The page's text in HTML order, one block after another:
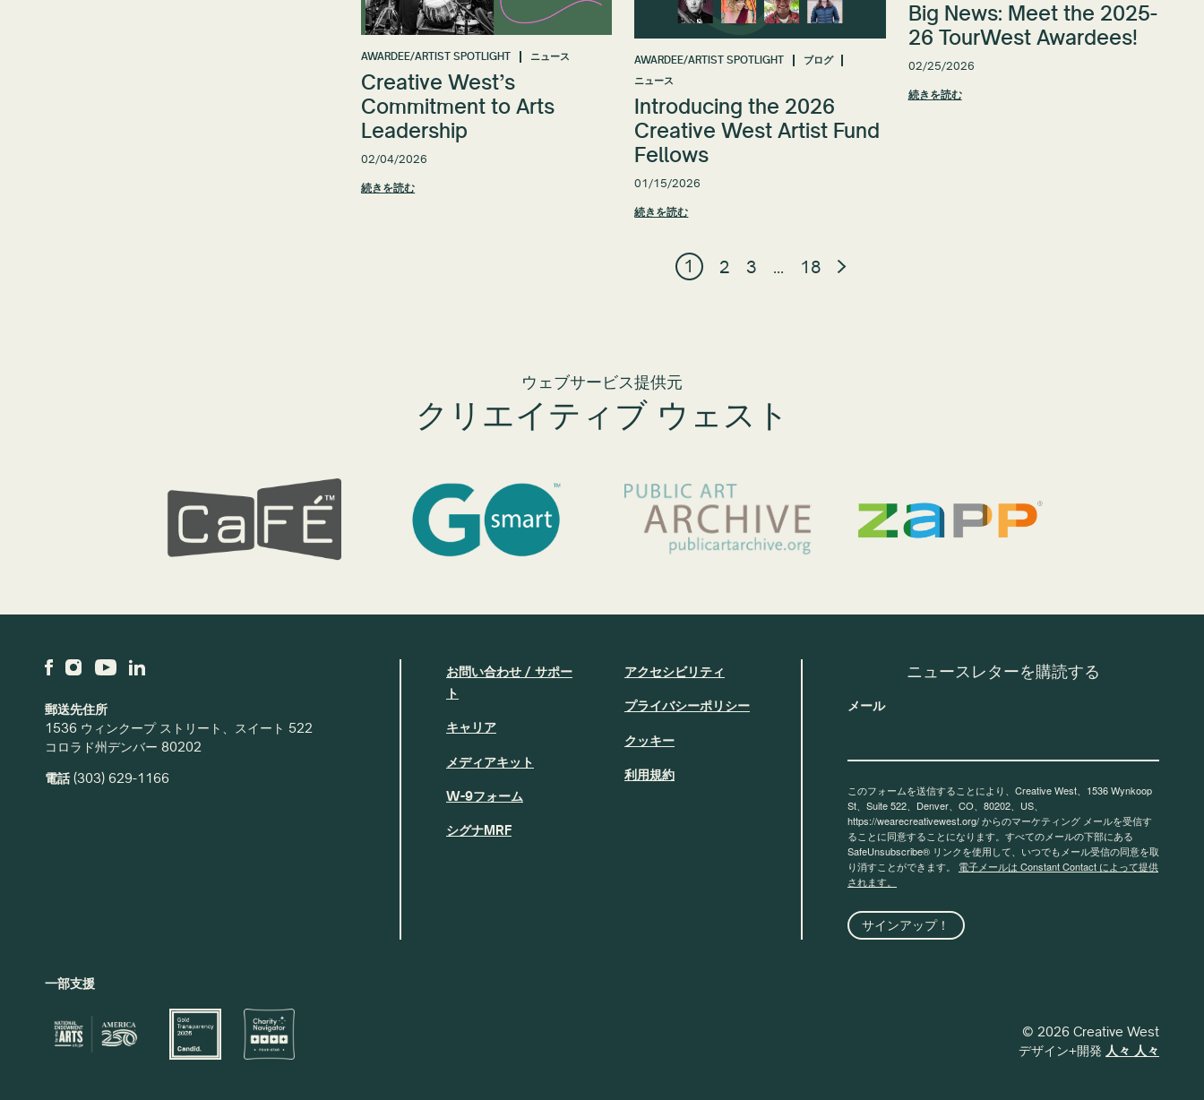
Big News: Meet the 2025-
26 TourWest Awardees!
02/25/2026
続きを読む
AWARDEE/ARTIST SPOTLIGHT ニュース
Creative West’s
Commitment to Arts
Leadership
02/04/2026
続きを読む
AWARDEE/ARTIST SPOTLIGHT
ブログ
ニュース
Introducing the 2026
Creative West Artist Fund
Fellows
01/15/2026
続きを読む
1 2 3 … 18
ウェブサービス提供元
クリエイティブ ウェスト
郵送先住所
1536 ウィンクープ ストリート、スイート 522
コロラド州デンバー 80202
電話(303) 629-1166
お問い合わせ / サポー
ト
キャリア
メディアキット
W-9フォーム
シグナMRF
アクセシビリティ
プライバシーポリシー
クッキー
利用規約
ニュースレターを購読する
メール
このフォームを送信することにより、Creative West、1536 Wynkoop
St、Suite 522、Denver、CO、80202、US、
https://wearecreativewest.org/ からのマーケティング メールを受信す
ることに同意することになります。すべてのメールの下部にある
SafeUnsubscribe® リンクを使用して、いつでもメール受信の同意を取
り消すことができます。 電子メールは Constant Contact によって提供
されます。
サインアップ！
一部支援
© 2026 Creative West
デザイン+開発 人々 人々